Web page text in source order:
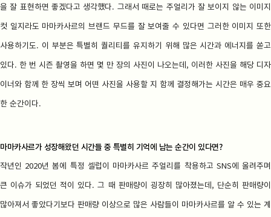
을 잘 표현하면 좋겠다고 생각했다. 그래서 때로는 주얼리가 잘 보이지 않는 이미지
컷 일지라도 마마카사르의 브랜드 무드를 잘 보여줄 수 있다면 그러한 이미지 또한
사용하기도. 이 부분은 특별히 퀄리티를 유지하기 위해 많은 시간과 에너지를 쏟고
있다. 한 번 시즌 촬영을 하면 몇 만 장의 사진이 나오는데, 이러한 사진을 해당 디자
이너와 함께 한 장씩 보며 어떤 사진을 사용할 지 함께 결정해가는 시간은 매우 중요
한 순간이다.
마마카사르가 성장해왔던 시간들 중 특별히 기억에 남는 순간이 있다면?
작년인 2020년 봄에 특정 셀럽이 마마카사르 주얼리를 착용하고 SNS에 올려주며
큰 이슈가 되었던 적이 있다. 그 때 판매량이 굉장히 많아졌는데, 단순히 판매량이
많아져서 좋았다기보다 판매량 이상으로 많은 사람들이 마마카사르를 알 수 있는 계